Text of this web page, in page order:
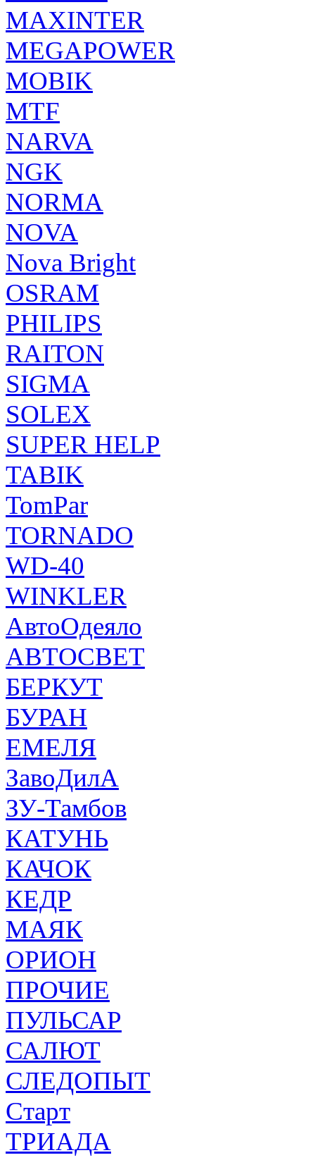
MAXINTER
MEGAPOWER
MOBIK
MTF
NARVA
NGK
NORMA
NOVA
Nova Bright
OSRAM
PHILIPS
RAITON
SIGMA
SOLEX
SUPER HELP
TABIK
TomPar
TORNADO
WD-40
WINKLER
АвтоОдеяло
АВТОСВЕТ
БЕРКУТ
БУРАН
ЕМЕЛЯ
ЗавоДилА
ЗУ-Тамбов
КАТУНЬ
КАЧОК
КЕДР
МАЯК
ОРИОН
ПРОЧИЕ
ПУЛЬСАР
САЛЮТ
СЛЕДОПЫТ
Старт
ТРИАДА